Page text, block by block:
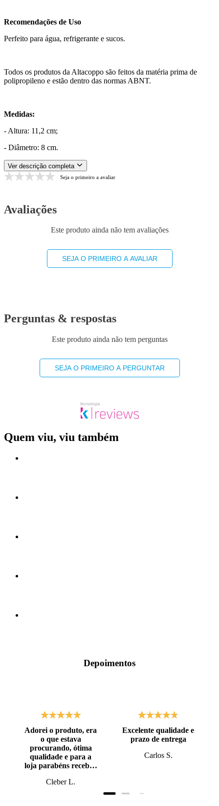
Recomendações de Uso
Perfeito para água, refrigerante e sucos.
Todos os produtos da Altacoppo são feitos da matéria prima de
polipropileno e estão dentro das normas ABNT.
Medidas:
- Altura: 11,2 cm;
- Diâmetro: 8 cm.
Ver descrição completa
Seja o primeiro a avaliar
Avaliações
Este produto ainda não tem avaliações
SEJA O PRIMEIRO A AVALIAR
Perguntas & respostas
Este produto ainda não tem perguntas
SEJA O PRIMEIRO A PERGUNTAR
Quem viu, viu também
Depoimentos
Adorei o produto, era
o que estava
procurando, ótima
qualidade e para a
loja parabéns recebi o
prazo, super bem
Cleber L.
Excelente qualidade e
prazo de entrega
Carlos S.